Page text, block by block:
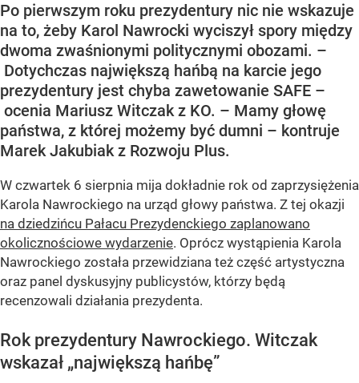
Po pierwszym roku prezydentury nic nie wskazuje
na to, żeby Karol Nawrocki wyciszył spory między
dwoma zwaśnionymi politycznymi obozami. –
Dotychczas największą hańbą na karcie jego
prezydentury jest chyba zawetowanie SAFE –
ocenia Mariusz Witczak z KO. – Mamy głowę
państwa, z której możemy być dumni – kontruje
Marek Jakubiak z Rozwoju Plus.
W czwartek 6 sierpnia mija dokładnie rok od zaprzysiężenia
Karola Nawrockiego na urząd głowy państwa. Z tej okazji
na dziedzińcu Pałacu Prezydenckiego zaplanowano
okolicznościowe wydarzenie. Oprócz wystąpienia Karola
Nawrockiego została przewidziana też część artystyczna
oraz panel dyskusyjny publicystów, którzy będą
recenzowali działania prezydenta.
Rok prezydentury Nawrockiego. Witczak
wskazał „największą hańbę”